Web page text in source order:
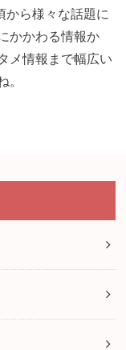
から様々な話題に
かかわる情報か
メ情報まで幅広い
。